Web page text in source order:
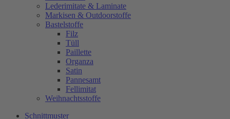
Lederimitate & Laminate
Markisen & Outdoorstoffe
Bastelstoffe
Filz
Tüll
Paillette
Organza
Satin
Pannesamt
Fellimitat
Weihnachtsstoffe
Schnittmuster